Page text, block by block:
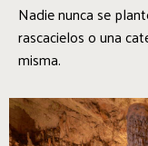
Nadie nunca se
rascacielos o una
misma.